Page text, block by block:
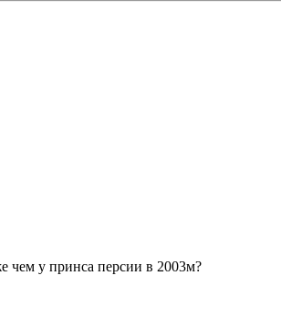
чем у принса персии в 2003м?